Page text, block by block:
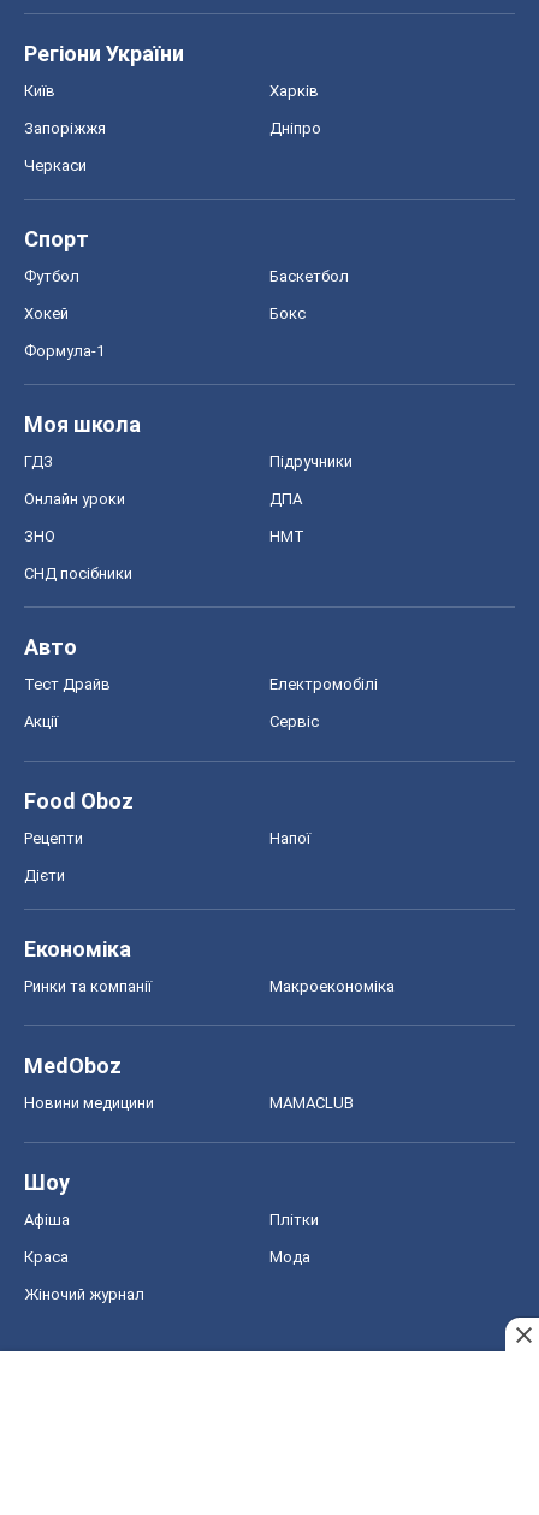
Регіони України
Київ Харків
Запоріжжя Дніпро
Черкаси
Спорт
Футбол Баскетбол
Хокей Бокс
Формула-1
Моя школа
ГДЗ Підручники
Онлайн уроки ДПА
ЗНО НМТ
СНД посібники
Авто
Тест Драйв Електромобілі
Акції Сервіс
Food Oboz
Рецепти Напої
Дієти
Економіка
Ринки та компанії Макроекономіка
MedOboz
Новини медицини MAMACLUB
Шоу
Афіша Плітки
Краса Мода
Жіночий журнал